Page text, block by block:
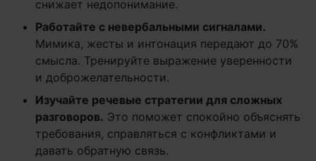
снижает недопонимание.
Работайте с невербальными сигналами.
Мимика, жесты и интонация передают до 70%
смысла. Тренируйте выражение уверенности
и доброжелательности.
Изучайте речевые стратегии для сложных
разговоров. Это поможет спокойно объяснять
требования, справляться с конфликтами и
давать обратную связь.